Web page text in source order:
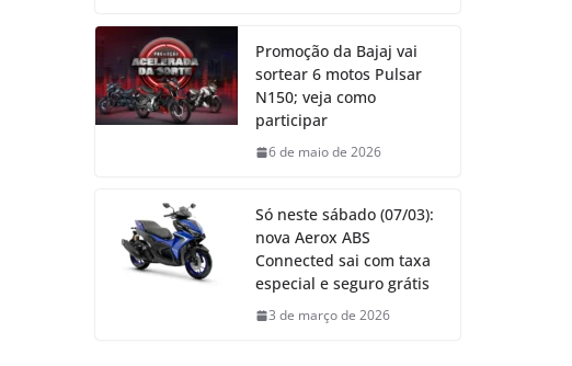
Promoção da Bajaj vai
sortear 6 motos Pulsar
N150; veja como
participar
6 de maio de 2026
Só neste sábado (07/03):
nova Aerox ABS
Connected sai com taxa
especial e seguro grátis
3 de março de 2026